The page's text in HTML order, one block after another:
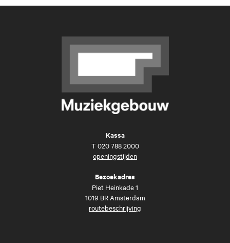
Kassa
T 020 788 2000
openingstijden
Bezoekadres
Piet Heinkade 1
1019 BR Amsterdam
routebeschrijving